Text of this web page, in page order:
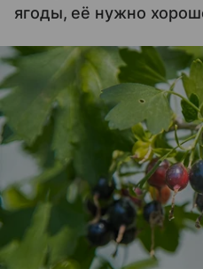
ягоды, её нужно